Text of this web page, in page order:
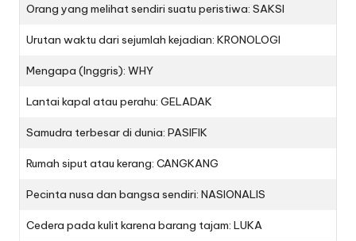
Orang yang melihat sendiri suatu peristiwa: SAKSI
Urutan waktu dari sejumlah kejadian: KRONOLOGI
Mengapa (Inggris): WHY
Lantai kapal atau perahu: GELADAK
Samudra terbesar di dunia: PASIFIK
Rumah siput atau kerang: CANGKANG
Pecinta nusa dan bangsa sendiri: NASIONALIS
Cedera pada kulit karena barang tajam: LUKA